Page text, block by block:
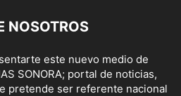
NOSOTROS
este nuevo medio de
SONORA; portal de noticias,
pretende ser referente nacional